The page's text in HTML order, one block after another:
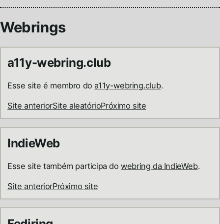
Webrings
a11y-webring.club
Esse site é membro doa11y-webring.club.
Site anteriorSite aleatórioPróximo site
IndieWeb
Esse site também participa dowebring da IndieWeb.
Site anteriorPróximo site